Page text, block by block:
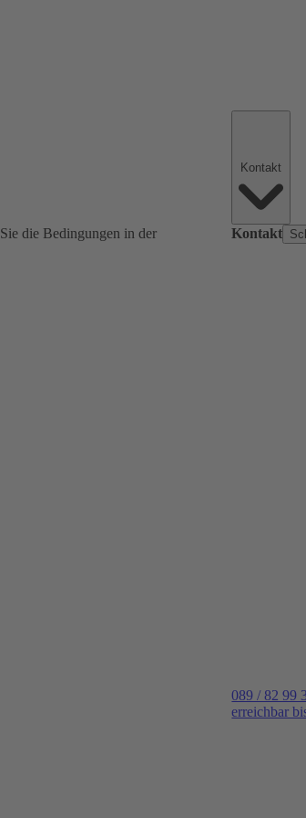
die Bedingungen in der
Kontakt
089 / 82 99
erreichbar